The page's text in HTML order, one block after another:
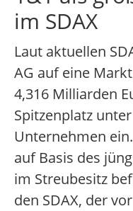
im SDAX
Laut aktuellen
AG auf eine
4,316 Milliarden
Spitzenplatz
Unternehmen
auf Basis des
im Streubesitz
den SDAX, der